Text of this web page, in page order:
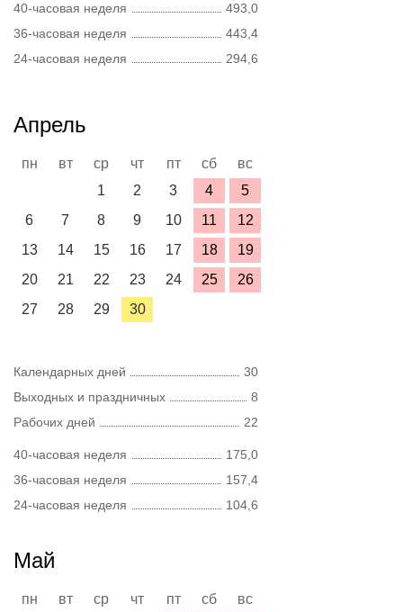
40-часовая неделя
493,0
36-часовая неделя
443,4
24-часовая неделя
294,6
Апрель
пн вт ср чт пт сб
вс
1
2 3 4
5
6
7 8 9 10 11
12
13
14 15 16 17 18
19
20
21 22 23 24 25
26
27
28 29 30
Календарных дней
30
Выходных и праздничных
8
Рабочих дней
22
40-часовая неделя
175,0
36-часовая неделя
157,4
24-часовая неделя
104,6
Май
пн вт ср чт пт сб
вс